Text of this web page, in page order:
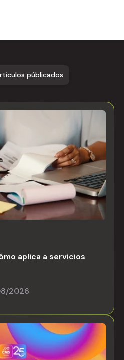
públicados
aplica a servicios
2026